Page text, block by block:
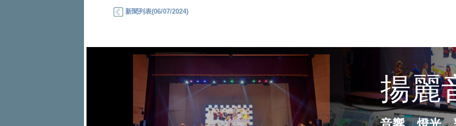
新聞列表(06/07/2024)